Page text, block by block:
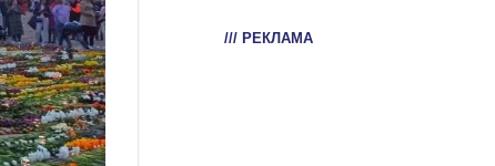
/// РЕКЛАМА